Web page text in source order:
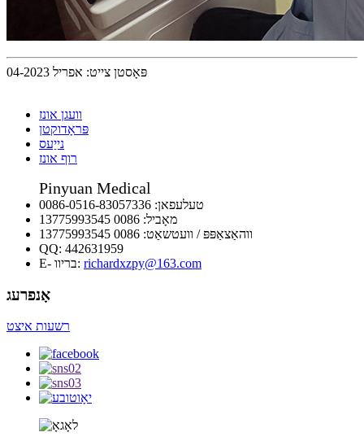
פּאָסטן צייט: אפריל 04-2023
וועגן אונז
פּראָדוקטן
נייַעס
רוף אונז
Pinyuan Medical
טעלעפאן: 0086-0516-83057336
מאָביל: 0086 13775993545
ווהאַצאַפּפּ / וועטשאַט: 0086 13775993545
QQ: 442631959
E- בריוו: richardxzpy@163.com
אָנפרעג
רשעות איצט